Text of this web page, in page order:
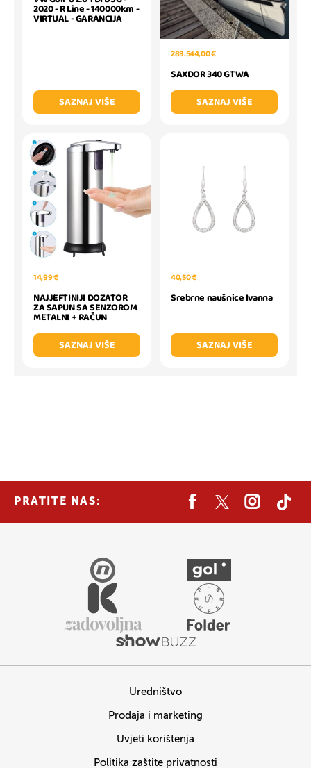
2020 - R Line - 140000km -
VIRTUAL - GARANCIJA
SAZNAJ VIŠE
289.544,00 €
SAXDOR 340 GTWA
SAZNAJ VIŠE
14,99 €
NAJJEFTINIJI DOZATOR
ZA SAPUN SA SENZOROM
METALNI + RAČUN
SAZNAJ VIŠE
40,50 €
Srebrne naušnice Ivanna
SAZNAJ VIŠE
PRATITE NAS:
Uredništvo
Prodaja i marketing
Uvjeti korištenja
Politika zaštite privatnosti